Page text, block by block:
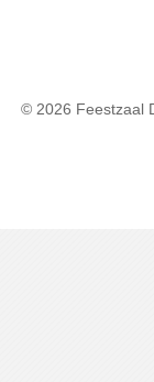
© 2026 Feestzaal